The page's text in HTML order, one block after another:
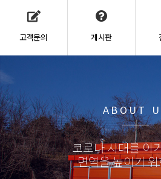
고객문의 게시판
ABOUT
코로나 시대를 이
면역을 높이기